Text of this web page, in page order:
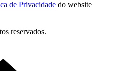
de Privacidade do website
reservados.